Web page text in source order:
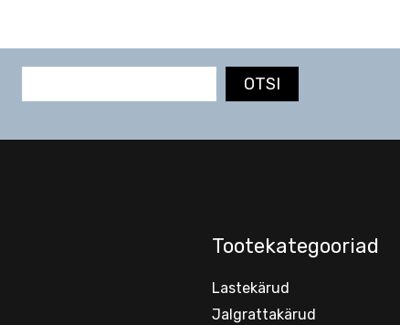
OTSI
Tootekategooriad
Lastekärud
Jalgrattakärud